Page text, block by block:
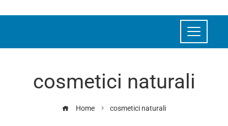
cosmetici naturali
Home cosmetici naturali